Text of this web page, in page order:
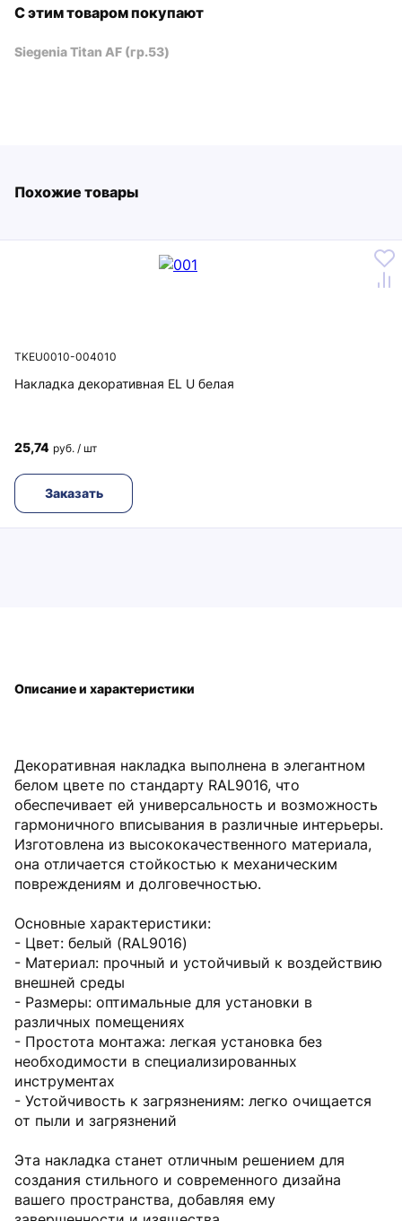
С этим товаром покупают
Siegenia Titan AF (гр.53)
Похожие товары
TKEU0010-004010
Накладка декоративная EL U белая
25,74 руб. / шт
Заказать
Декоративная накладка выполнена в элегантном
белом цвете по стандарту RAL9016, что
обеспечивает ей универсальность и возможность
гармоничного вписывания в различные интерьеры.
Изготовлена из высококачественного материала,
она отличается стойкостью к механическим
повреждениям и долговечностью.
Основные характеристики:
- Цвет: белый (RAL9016)
- Материал: прочный и устойчивый к воздействию
внешней среды
- Размеры: оптимальные для установки в
различных помещениях
- Простота монтажа: легкая установка без
необходимости в специализированных
инструментах
- Устойчивость к загрязнениям: легко очищается
от пыли и загрязнений
Эта накладка станет отличным решением для
создания стильного и современного дизайна
вашего пространства, добавляя ему
Описание и характеристики